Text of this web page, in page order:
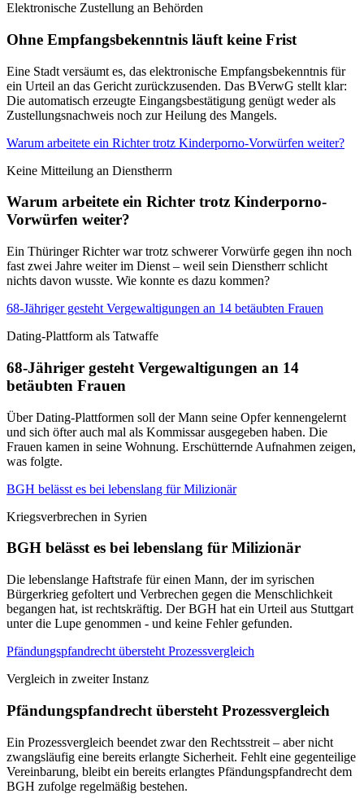
Elektronische Zustellung an Behörden
Ohne Empfangsbekenntnis läuft keine Frist
Eine Stadt versäumt es, das elektronische Empfangsbekenntnis für
ein Urteil an das Gericht zurückzusenden. Das BVerwG stellt klar:
Die automatisch erzeugte Eingangsbestätigung genügt weder als
Zustellungsnachweis noch zur Heilung des Mangels.
Warum arbeitete ein Richter trotz Kinderporno-Vorwürfen weiter?
Keine Mitteilung an Dienstherrn
Warum arbeitete ein Richter trotz Kinderporno-
Vorwürfen weiter?
Ein Thüringer Richter war trotz schwerer Vorwürfe gegen ihn noch
fast zwei Jahre weiter im Dienst – weil sein Dienstherr schlicht
nichts davon wusste. Wie konnte es dazu kommen?
68-Jähriger gesteht Vergewaltigungen an 14 betäubten Frauen
Dating-Plattform als Tatwaffe
68-Jähriger gesteht Vergewaltigungen an 14
betäubten Frauen
Über Dating-Plattformen soll der Mann seine Opfer kennengelernt
und sich öfter auch mal als Kommissar ausgegeben haben. Die
Frauen kamen in seine Wohnung. Erschütternde Aufnahmen zeigen,
was folgte.
BGH belässt es bei lebenslang für Milizionär
Kriegsverbrechen in Syrien
BGH belässt es bei lebenslang für Milizionär
Die lebenslange Haftstrafe für einen Mann, der im syrischen
Bürgerkrieg gefoltert und Verbrechen gegen die Menschlichkeit
begangen hat, ist rechtskräftig. Der BGH hat ein Urteil aus Stuttgart
unter die Lupe genommen - und keine Fehler gefunden.
Pfändungspfandrecht übersteht Prozessvergleich
Vergleich in zweiter Instanz
Pfändungspfandrecht übersteht Prozessvergleich
Ein Prozessvergleich beendet zwar den Rechtsstreit – aber nicht
zwangsläufig eine bereits erlangte Sicherheit. Fehlt eine gegenteilige
Vereinbarung, bleibt ein bereits erlangtes Pfändungspfandrecht dem
BGH zufolge regelmäßig bestehen.